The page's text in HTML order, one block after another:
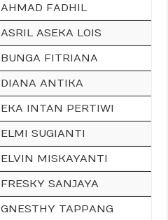
AHMAD FADHIL
ASRIL ASEKA LOIS
BUNGA FITRIANA
DIANA ANTIKA
EKA INTAN PERTIWI
ELMI SUGIANTI
ELVIN MISKAYANTI
FRESKY SANJAYA
GNESTHY TAPPANG